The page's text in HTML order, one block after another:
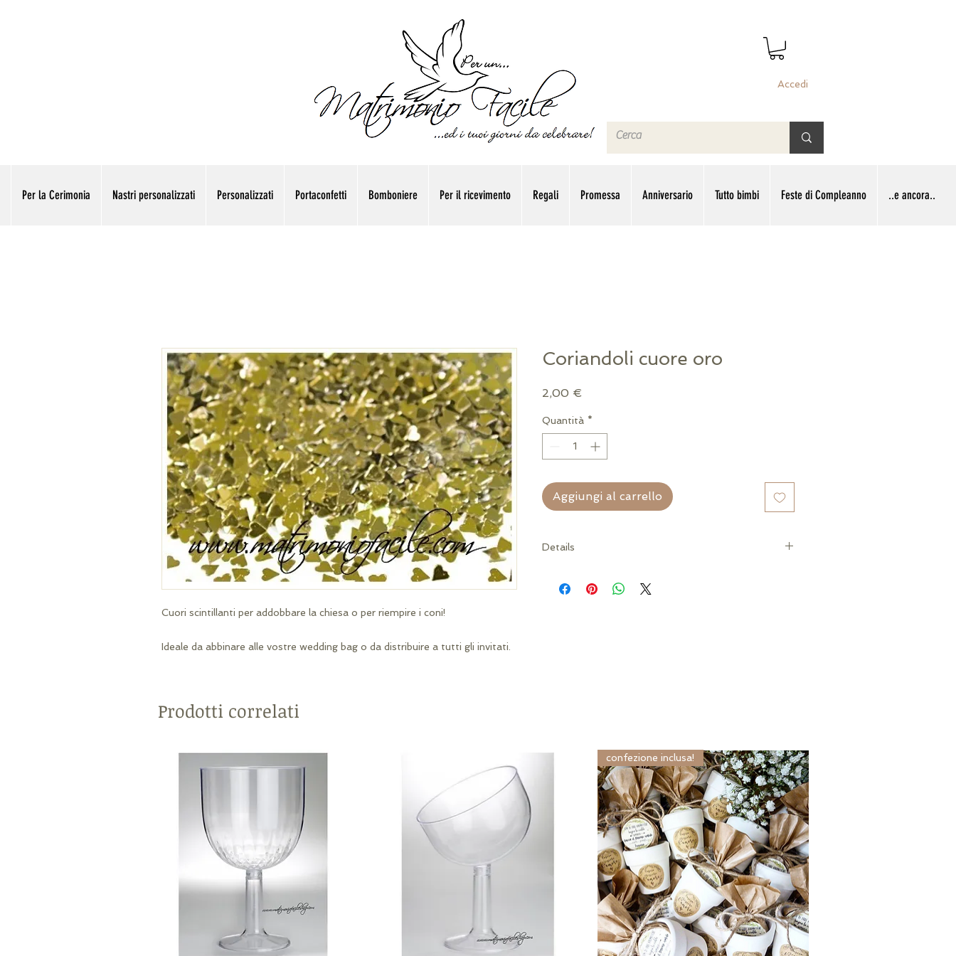
Accedi
Per la Cerimonia Nastri personalizzati Personalizzati Portaconfetti Bomboniere Per il ricevimento Regali Promessa Anniversario Tutto bimbi Feste di Compleanno ..e ancora..
Cuori scintillanti per addobbare la chiesa o per riempire i coni!
Ideale da abbinare alle vostre wedding bag o da distribuire a tutti gli invitati.
Coriandoli cuore oro
2,00 €
Quantità *
Aggiungi al carrello
Details
Misura: 1,3 cm ca
Prodotti correlati
confezione inclusa!